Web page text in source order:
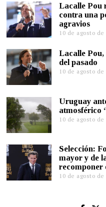
Lacalle Pou
contra una
agravios
10 de agosto de
Lacalle Pou,
del pasado
10 de agosto de
Uruguay
atmosférico
10 de agosto de
Selección:
mayor y de
recomponer
10 de agosto de